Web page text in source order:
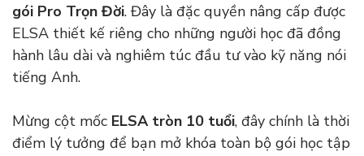
gói Pro Trọn Đời. Đây là đặc quyền nâng cấp được
ELSA thiết kế riêng cho những người học đã đồng
hành lâu dài và nghiêm túc đầu tư vào kỹ năng nói
tiếng Anh.
Mừng cột mốc ELSA tròn 10 tuổi, đây chính là thời
điểm lý tưởng để bạn mở khóa toàn bộ gói học tập